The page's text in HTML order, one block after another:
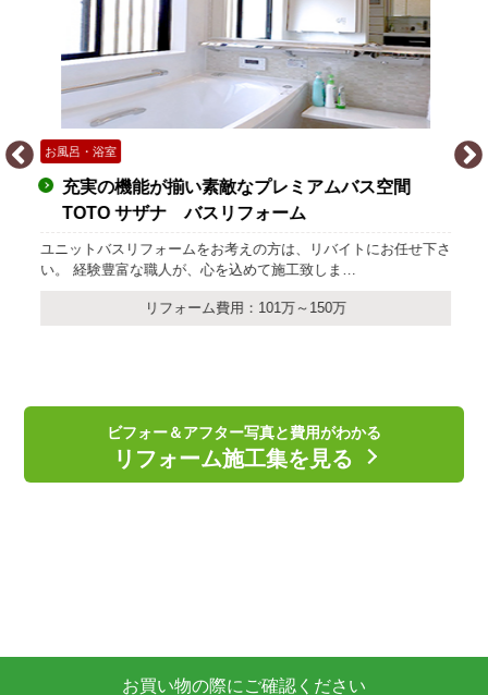
お風呂・浴室
充実の機能が揃い素敵なプレミアムバス空間
TOTO サザナ バスリフォーム
ユニットバスリフォームをお考えの方は、リバイトにお任せ下さ
い。 経験豊富な職人が、心を込めて施工致しま…
リフォーム費用：101万～150万
ビフォー＆アフター写真と費用がわかる
リフォーム施工集を見る
お買い物の際にご確認ください